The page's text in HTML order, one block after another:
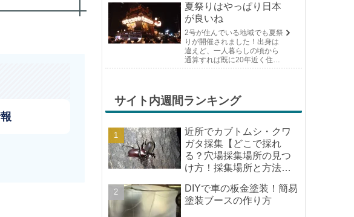
夏祭りはやっぱり日本
が良いね
2号が住んでいる地域でも夏祭
りが開催されました！出身は
違えど、一人暮らしの頃から
通算すれば既に20年近く住ん
す。そして、それは2号嫁も同
じようで、夏祭りが近いづい...
サイト内週間ランキング
近所でカブトムシ・クワ
ガタ採集【どこで採れ
る？穴場採集場所の見つ
け方！採集場所と方法や
DIYで車の板金塗装！簡易
塗装ブースの作り方